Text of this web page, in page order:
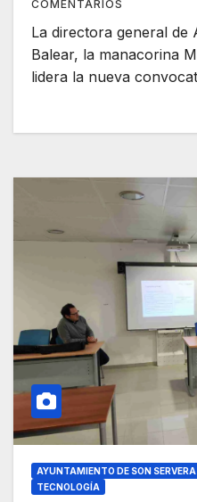
COMENTARIOS
La directora general de
Balear, la manacorina
lidera la nueva
AYUNTAMIENTO DE SON SERVERA
TECNOLOGÍA